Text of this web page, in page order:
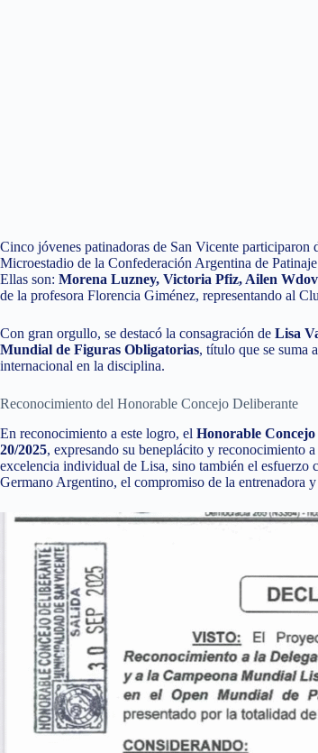
Cinco jóvenes patinadoras de San Vicente participaron
Microestadio de la Confederación Argentina de
Ellas son: Morena Luzney, Victoria Pfiz, Ailen
de la profesora Florencia Giménez, representando al
Con gran orgullo, se destacó la consagración de Lisa
Mundial de Figuras Obligatorias, título que se suma
internacional en la disciplina.
Reconocimiento del Honorable Concejo Deliberante
En reconocimiento a este logro, el Honorable
20/2025, expresando su beneplácito y reconocimiento
excelencia individual de Lisa, sino también el
Germano Argentino, el compromiso de la entrenadora